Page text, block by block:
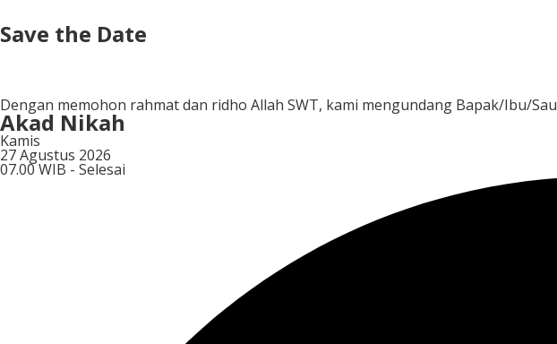
Save the Date
Dengan memohon rahmat dan ridho Allah SWT, kami mengundang Bapak/Ibu/
Akad Nikah
Kamis
27 Agustus 2026
07.00 WIB - Selesai